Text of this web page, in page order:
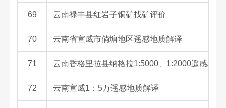
69 云南禄丰县红岩子铜矿找矿评价
70 云南省宣威市倘塘地区遥感地质解译
71 云南香格里拉县纳格拉1:5000、1:2000遥感地质
72 云南宣威1：5万遥感地质解译